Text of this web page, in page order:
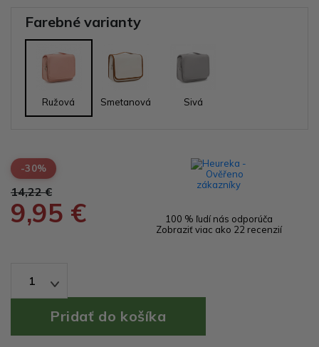
Farebné varianty
Ružová Smetanová Sivá
-30%
14,22 €
9,95 €
100 % ľudí nás odporúča
Zobraziť viac ako 22 recenzií
1